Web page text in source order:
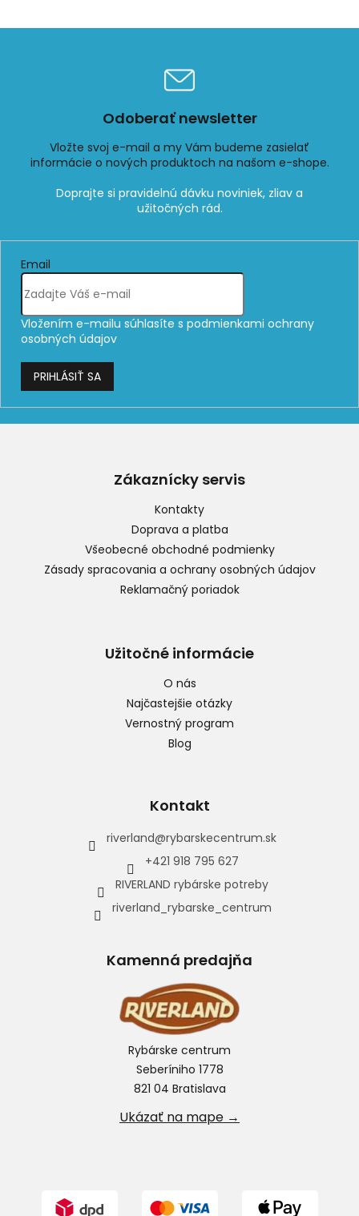
v
i
s
Odoberať newsletter
Vložte svoj e-mail a my Vám budeme zasielať
informácie o nových produktoch na našom e-shope.
Email
Vložením e-mailu súhlasíte s podmienkami ochrany
osobných údajov
PRIHLÁSIŤ SA
Z
Zákaznícky servis
Kontakty
Doprava a platba
Všeobecné obchodné podmienky
Zásady spracovania a ochrany osobných údajov
Reklamačný poriadok
Užitočné informácie
O nás
Najčastejšie otázky
Vernostný program
Blog
Kontakt
riverland@rybarskecentrum.sk
+421 918 795 627
RIVERLAND rybárske potreby
riverland_rybarske_centrum
Kamenná predajňa
Rybárske centrum
Seberíniho 1778
821 04 Bratislava
Ukázať na mape →